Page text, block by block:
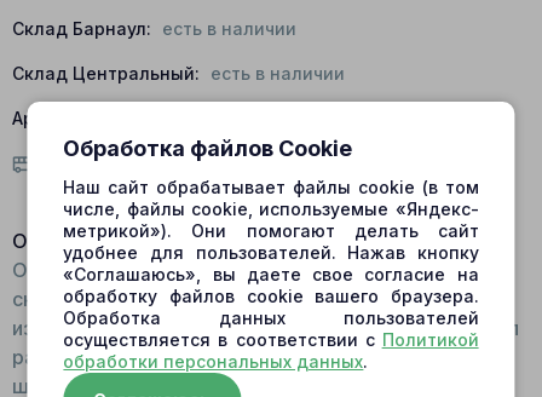
Склад Барнаул: есть в наличии
Склад Центральный: есть в наличии
Артикул:
Условия доставки
Описание:
Общий вид Деталь сферической формы, со
сквозным отверстием, тонкостенная. Для
изготовления шарнира используется сталь. Принцип
работы: Устанавливается в посадочное место для
шарнира с прижимными стойками. Поверх шарнира
Обработка файлов Cookie
Наш сайт обрабатывает файлы cookie (в том
числе, файлы cookie, используемые «Яндекс-
метрикой»). Они помогают делать сайт
удобнее для пользователей. Нажав кнопку
«Соглашаюсь», вы даете свое согласие на
обработку файлов cookie вашего браузера.
Обработка данных пользователей
осуществляется в соответствии с Политикой
обработки персональных данных.